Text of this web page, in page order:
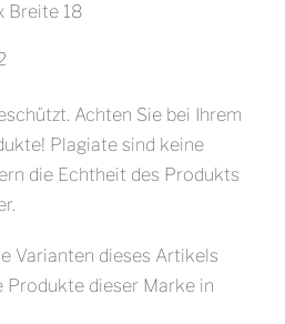
Breite 18
Achten Sie bei Ihrem
Plagiate sind keine
die Echtheit des Produkts
Varianten dieses Artikels
dieser Marke in